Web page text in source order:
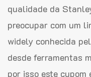
qualidade da
preocupar com um
widely conhecida
desde ferramentas
por isso este